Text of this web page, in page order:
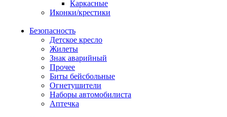
Каркасные
Иконки/крестики
Безопасность
Детское кресло
Жилеты
Знак аварийный
Прочее
Биты бейсбольные
Огнетушители
Наборы автомобилиста
Аптечка